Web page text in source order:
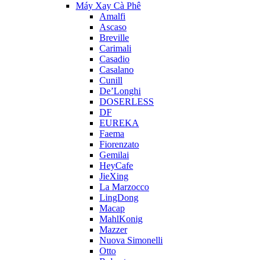
Máy Xay Cà Phê
Amalfi
Ascaso
Breville
Carimali
Casadio
Casalano
Cunill
De’Longhi
DOSERLESS
DF
EUREKA
Faema
Fiorenzato
Gemilai
HeyCafe
JieXing
La Marzocco
LingDong
Macap
MahlKonig
Mazzer
Nuova Simonelli
Otto